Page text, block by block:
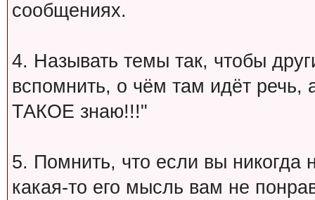
сообщениях.
4. Называть темы так, чтобы
вспомнить, о чём там идёт речь,
ТАКОЕ знаю!!!"
5. Помнить, что если вы никогда
какая-то его мысль вам не